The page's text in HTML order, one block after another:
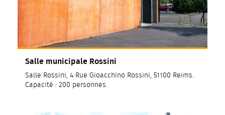
Salle municipale Rossini
Salle Rossini, 4 Rue Gioacchino Rossini, 51100 Reims.
Capacité : 200 personnes.